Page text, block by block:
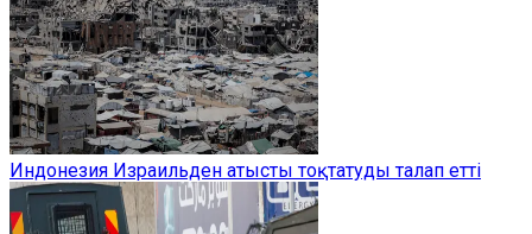
Индонезия Израильден атысты тоқтатуды талап етті